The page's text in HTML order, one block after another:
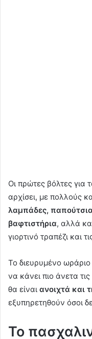
Οι πρώτες βόλτες
αρχίσει, με πολλούς
λαμπάδες,
βαφτιστήρια, αλλά
γιορτινό τραπέζι και
Το διευρυμένο ωράριο
να κάνει πιο άνετα
θα είναι ανοιχτά και
εξυπηρετηθούν όσοι
Το